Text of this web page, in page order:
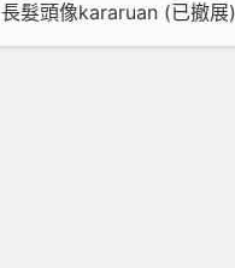
長髮頭像kararuan (已撤展)